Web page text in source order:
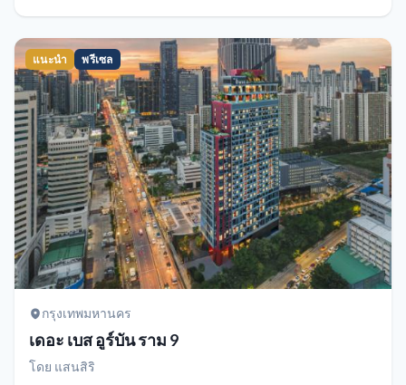
แนะนำ พรีเซล
กรุงเทพมหานคร
เดอะ เบส อูร์บัน ราม 9
โดย แสนสิริ